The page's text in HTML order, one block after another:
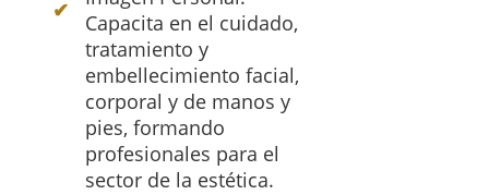
Capacita en el cuidado,
tratamiento y
embellecimiento facial,
corporal y de manos y
pies, formando
profesionales para el
sector de la estética.